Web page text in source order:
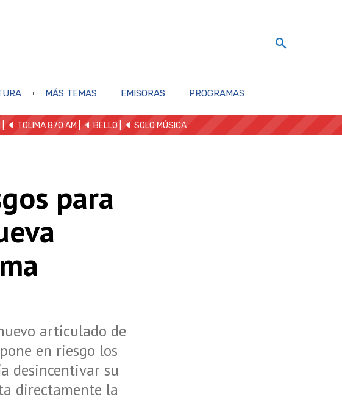
MÁS TEMAS EMISORAS PROGRAMAS
| 🔈 TOLIMA 870 AM | 🔈 BELLO 🔈 SOLO MÚSICA
para
articulado de
en riesgo los
desincentivar su
directamente la